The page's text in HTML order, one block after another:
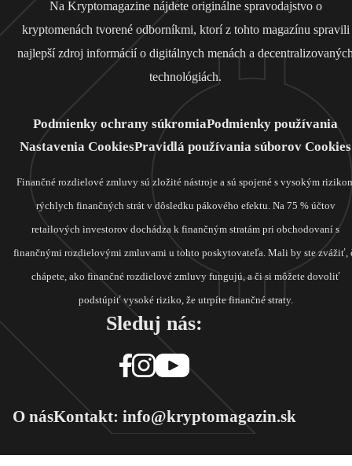
Na Kryptomagazine nájdete originálne spravodajstvo o
kryptomenách tvorené odborníkmi, ktorí z tohto magazínu spravili
najlepší zdroj informácií o digitálnych menách a
technológiách.
Podmienky ochrany súkromiaPodmienky používania
Nastavenia CookiesPravidlá používania súborov Cookies
Finančné rozdielové zmluvy sú zložité nástroje a sú spojené s vysokým
rýchlych finančných strát v dôsledku pákového efektu. Na 75 % účtov
retailových investorov dochádza k finančným stratám pri obchodovaní s
finančnými rozdielovými zmluvami u tohto poskytovateľa. Mali by ste zvážiť,
chápete, ako finančné rozdielové zmluvy fungujú, a či si môžete dovoliť
podstúpiť vysoké riziko, že utrpíte finančné straty.
Sleduj nás:
O násKontakt: info@kryptomagazin.sk